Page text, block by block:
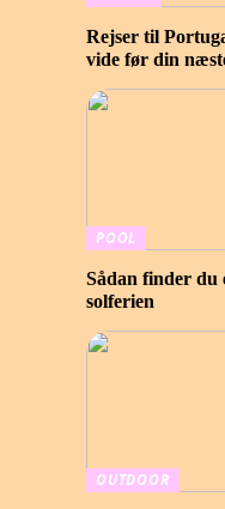
Rejser til
vide før din
POOL
Sådan finder
solferien
OUTDOOR